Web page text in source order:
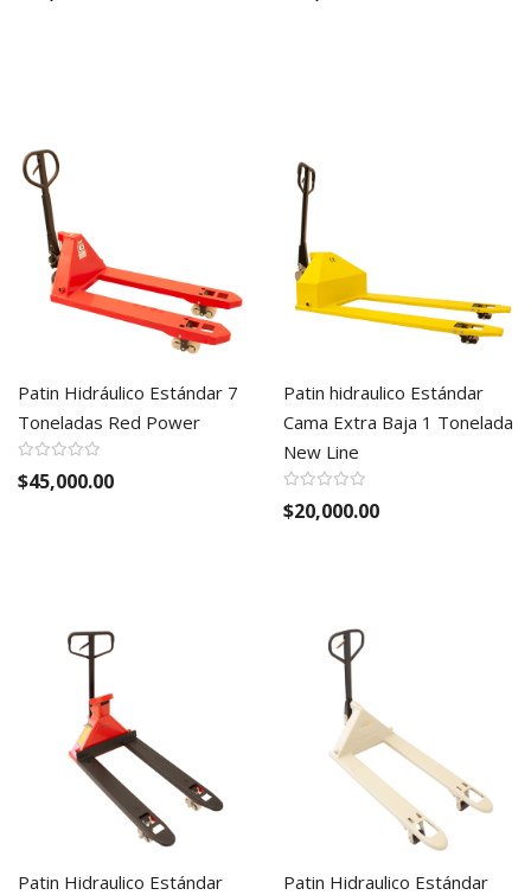
Patin Hidráulico Estándar 7
Toneladas Red Power
$45,000.00
Patin hidraulico Estándar
Cama Extra Baja 1 Tonelada
New Line
$20,000.00
Patin Hidraulico Estándar
Patin Hidraulico Estándar